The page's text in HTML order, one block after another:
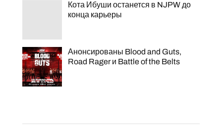
Кота Ибуши останется в NJPW до
конца карьеры
Анонсированы Blood and Guts,
Road Rager и Battle of the Belts